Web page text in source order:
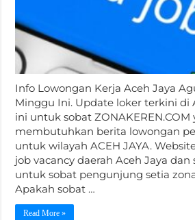
Info Lowongan Kerja Aceh Jaya
Minggu Ini. Update loker terkini di
ini untuk sobat ZONAKEREN.COM
membutuhkan berita lowongan
untuk wilayah ACEH JAYA.
job vacancy daerah Aceh Jaya
untuk sobat pengunjung setia
Apakah sobat …
Read More »